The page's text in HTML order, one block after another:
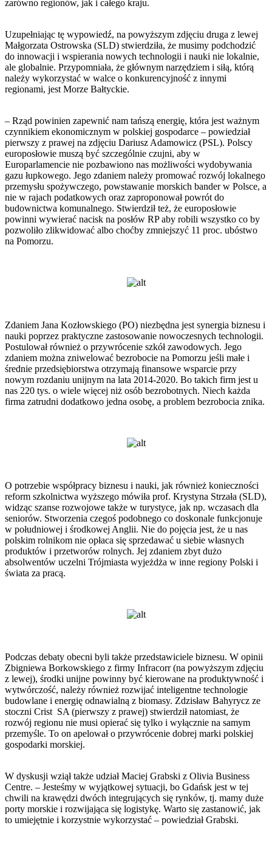
zarówno regionów, jak i całego kraju.
Uzupełniając tę wypowiedź, na powyższym zdjęciu druga z lewej
Małgorzata Ostrowska (SLD) stwierdziła, że musimy podchodzić
do innowacji i wspierania nowych technologii i nauki nie lokalnie,
ale globalnie. Przypomniała, że głównym narzędziem i siłą, którą
należy wykorzystać w walce o konkurencyjność z innymi
regionami, jest Morze Bałtyckie.
– Rząd powinien zapewnić nam tańszą energię, która jest ważnym
czynnikiem ekonomicznym w polskiej gospodarce – powiedział
pierwszy z prawej na zdjęciu Dariusz Adamowicz (PSL). Polscy
europosłowie muszą być szczególnie czujni, aby w
Europarlamencie nie pozbawiono nas możliwości wydobywania
gazu łupkowego. Jego zdaniem należy promować rozwój lokalnego
przemysłu spożywczego, powstawanie morskich bander w Polsce, a
nie w rajach podatkowych oraz zaproponował powrót do
budownictwa komunalnego. Stwierdził też, że europosłowie
powinni wywierać nacisk na posłów RP aby robili wszystko co by
pozwoliło zlikwidować albo choćby zmniejszyć 11 proc. ubóstwo
na Pomorzu.
Zdaniem Jana Kozłowskiego (PO) niezbędna jest synergia biznesu i
nauki poprzez praktyczne zastosowanie nowoczesnych technologii.
Postulował również o przywrócenie szkół zawodowych. Jego
zdaniem można zniwelować bezrobocie na Pomorzu jeśli małe i
średnie przedsiębiorstwa otrzymają finansowe wsparcie przy
nowym rozdaniu unijnym na lata 2014-2020. Bo takich firm jest u
nas 220 tys. o wiele więcej niż osób bezrobotnych. Niech każda
firma zatrudni dodatkowo jedna osobę, a problem bezrobocia znika.
O potrzebie współpracy biznesu i nauki, jak również konieczności
reform szkolnictwa wyższego mówiła prof. Krystyna Strzała (SLD),
widząc szanse rozwojowe także w turystyce, jak np. wczasach dla
seniorów. Stworzenia czegoś podobnego co doskonale funkcjonuje
w południowej i środkowej Anglii. Nie do pojęcia jest, że u nas
polskim rolnikom nie opłaca się sprzedawać u siebie własnych
produktów i przetworów rolnych. Jej zdaniem zbyt dużo
absolwentów uczelni Trójmiasta wyjeżdża w inne regiony Polski i
świata za pracą.
Podczas debaty obecni byli także przedstawiciele biznesu. W opinii
Zbigniewa Borkowskiego z firmy Infracorr (na powyższym zdjęciu
z lewej), środki unijne powinny być kierowane na produktywność i
wytwórczość, należy również rozwijać inteligentne technologie
budowlane i energię odnawialną z biomasy. Zdzisław Bahyrycz ze
stoczni Crist SA (pierwszy z prawej) stwierdził natomiast, że
rozwój regionu nie musi opierać się tylko i wyłącznie na samym
przemyśle. To on apelował o przywrócenie dobrej marki polskiej
gospodarki morskiej.
W dyskusji wziął także udział Maciej Grabski z Olivia Business
Centre. – Jesteśmy w wyjątkowej sytuacji, bo Gdańsk jest w tej
chwili na krawędzi dwóch integrujących się rynków, tj. mamy duże
porty morskie i rozwijająca się logistykę. Warto się zastanowić, jak
to umiejętnie i korzystnie wykorzystać – powiedział Grabski.